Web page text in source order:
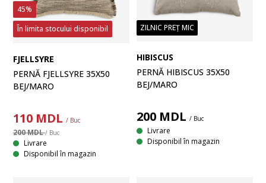
45%
În limita stocului disponibil
FJELLSYRE
PERNĂ FJELLSYRE 35X50
BEJ/MARO
110 MDL / Buc
200 MDL/ Buc
Livrare
Disponibil în magazin
ZILNIC PREȚ MIC
HIBISCUS
PERNĂ HIBISCUS 35X50
BEJ/MARO
200 MDL / Buc
Livrare
Disponibil în magazin